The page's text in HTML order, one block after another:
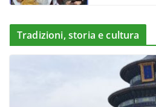
Tradizioni, storia e cultura